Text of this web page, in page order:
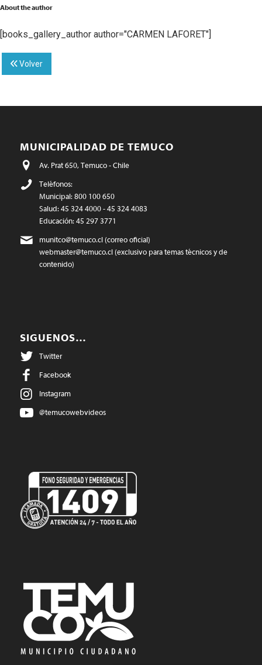
About the author
[books_gallery_author author="CARMEN LAFORET"]
Volver
MUNICIPALIDAD DE TEMUCO
Av. Prat 650, Temuco - Chile
Teléfonos:
Municipal: 800 100 650
Salud: 45 324 4000 - 45 324 4083
Educación: 45 297 3771
munitco@temuco.cl(correo oficial)
webmaster@temuco.cl(exclusivo para temas técnicos y de
contenido)
SIGUENOS…
Twitter
Facebook
Instagram
@temucowebvideos